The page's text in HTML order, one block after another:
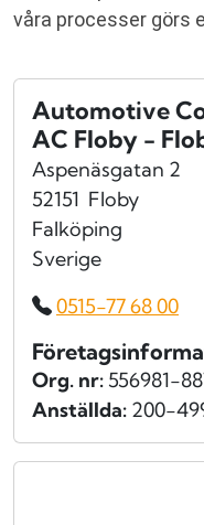
våra processer görs
Automotive
AC Floby -
Aspenäsgatan 2
52151 Floby
Falköping
Sverige
0515-77 68 00
Org. nr: 556981-
Anställda: 200-